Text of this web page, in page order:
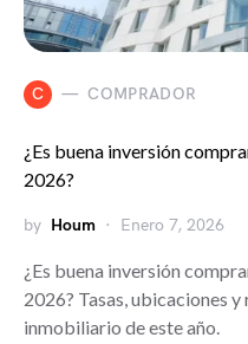
C COMPRADOR
¿Es buena inversión
2026?
by Houm Enero 7, 2026
¿Es buena inversión
2026? Tasas, ubicaciones
inmobiliario de este año.